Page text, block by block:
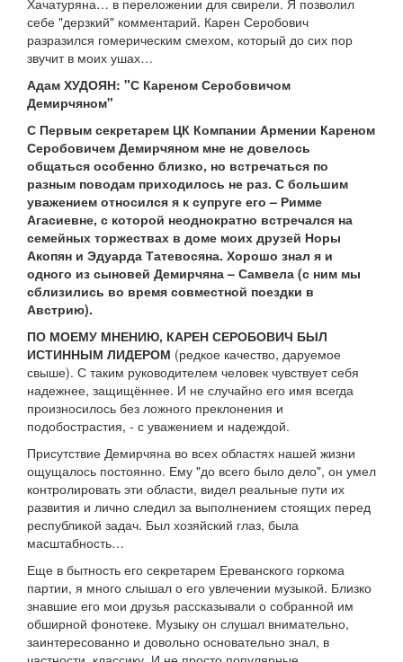
Хачатуряна… в переложении для свирели. Я позволил
себе "дерзкий" комментарий. Карен Серобович
разразился гомерическим смехом, который до сих пор
звучит в моих ушах…
Адам ХУДОЯН: "С Кареном Серобовичом
Демирчяном"
С Первым секретарем ЦК Компании Армении Кареном
Серобовичем Демирчяном мне не довелось
общаться особенно близко, но встречаться по
разным поводам приходилось не раз. С большим
уважением относился я к супруге его – Римме
Агасиевне, с которой неоднократно встречался на
семейных торжествах в доме моих друзей Норы
Акопян и Эдуарда Татевосяна. Хорошо знал я и
одного из сыновей Демирчяна – Самвела (с ним мы
сблизились во время совместной поездки в
Австрию).
ПО МОЕМУ МНЕНИЮ, КАРЕН СЕРОБОВИЧ БЫЛ
ИСТИННЫМ ЛИДЕРОМ (редкое качество, даруемое
свыше). С таким руководителем человек чувствует себя
надежнее, защищённее. И не случайно его имя всегда
произносилось без ложного преклонения и
подобострастия, - с уважением и надеждой.
Присутствие Демирчяна во всех областях нашей жизни
ощущалось постоянно. Ему "до всего было дело", он умел
контролировать эти области, видел реальные пути их
развития и лично следил за выполнением стоящих перед
республикой задач. Был хозяйский глаз, была
масштабность…
Еще в бытность его секретарем Ереванского горкома
партии, я много слышал о его увлечении музыкой. Близко
знавшие его мои друзья рассказывали о собранной им
обширной фонотеке. Музыку он слушал внимательно,
заинтересованно и довольно основательно знал, в